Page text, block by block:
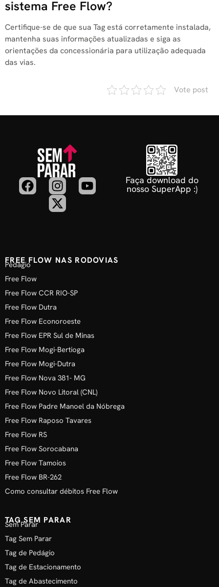
sistema Free Flow?
Certifique-se de que sua Tag está corretamente instalada,
mantenha suas informações atualizadas e siga as
orientações da concessionária para utilização adequada
das vias.
Vote post
Faça download do
nosso SuperApp :)
FREE FLOW NAS RODOVIAS
Pedágio
Free Flow
Free Flow CCR RIO-SP
Free Flow Dutra
Free Flow Econoroeste
Free Flow EPR Sul de Minas
Free Flow Mogi-Bertioga
Free Flow Mogi-Dutra
Free Flow Nova 381- MG
Free Flow Novo Litoral (CNL)
Free Flow Padre Manoel da Nóbrega
Free Flow Raposo Tavares
Free Flow RS
Free Flow Sorocabana
Free Flow Tamoios
Free Flow BR-262
Como consultar débitos Free Flow
TAG SEM PARAR
Sem Parar
Tag Sem Parar
Tag de Pedágio
Tag de Estacionamento
Tag de Abastecimento